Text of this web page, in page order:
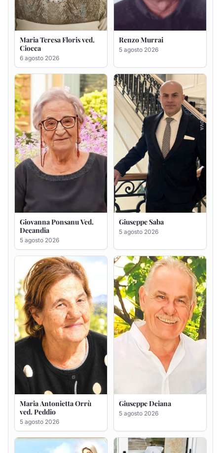
Giovanna Ponsanu Ved.
Decandia
5 agosto 2026
Giuseppe Saba
5 agosto 2026
Maria Antonietta Orrù
ved. Peddio
5 agosto 2026
Giuseppe Deiana
5 agosto 2026
Rosa Maria Usai ved.
D'Attellis
Bastianino Taras
4 agosto 2026